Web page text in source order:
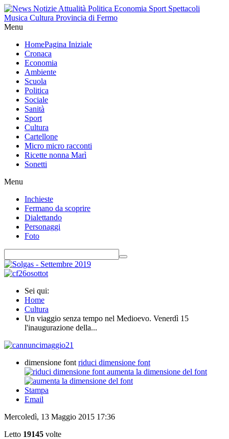
Menu
HomePagina Iniziale
Cronaca
Economia
Ambiente
Scuola
Politica
Sociale
Sanità
Sport
Cultura
Cartellone
Micro micro racconti
Ricette nonna Marì
Sonetti
Menu
Inchieste
Fermano da scoprire
Dialettando
Personaggi
Foto
Sei qui:
Home
Cultura
Un viaggio senza tempo nel Medioevo. Venerdì 15
l'inaugurazione della...
dimensione font riduci dimensione font
aumenta la dimensione del font
Stampa
Email
Mercoledì, 13 Maggio 2015 17:36
Letto 19145 volte